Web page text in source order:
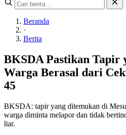
Beranda
·
Berita
BKSDA Pastikan Tapir
Warga Berasal dari
45
BKSDA: tapir yang ditemukan di
warga diminta melapor dan tidak
liar.